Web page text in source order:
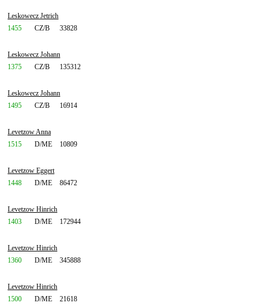
Leskowecz Jetrich
1455
CZ/B 33828
Leskowecz Johann
1375
CZ/B 135312
Leskowecz Johann
1495
CZ/B 16914
Levetzow Anna
1515
D/ME 10809
Levetzow Eggert
1448
D/ME 86472
Levetzow Hinrich
1403
D/ME 172944
Levetzow Hinrich
1360
D/ME 345888
Levetzow Hinrich
1500
D/ME 21618